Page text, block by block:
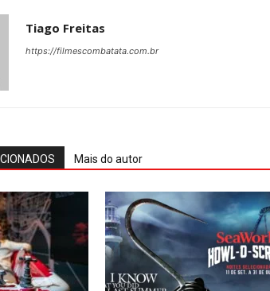
Tiago Freitas
https://filmescombatata.com.br
Mais do autor